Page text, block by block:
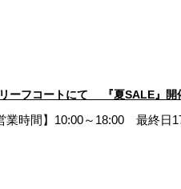
ーフコートにて 『夏SALE』開
時間】10:00～18:00 最終日